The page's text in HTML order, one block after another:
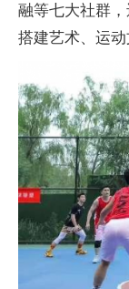
融等七大社群
搭建艺术、运